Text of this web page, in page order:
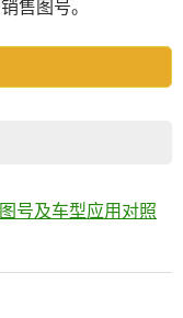
售图号。
号及车型应用对照